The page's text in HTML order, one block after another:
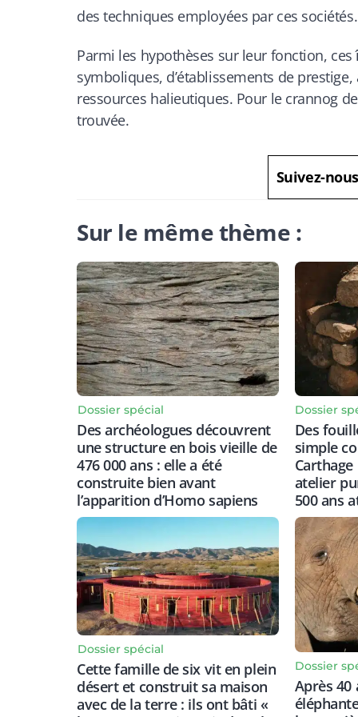
des techniques employées par ces sociétés.
Parmi les hypothèses sur leur fonction,
symboliques, d’établissements de
ressources halieutiques. Pour le crannog
trouvée.
Suivez-
Sur le même thème :
Dossier spécial
Des archéologues découvrent
une structure en bois vieille de
476 000 ans : elle a été
construite bien avant
l’apparition d’Homo sapiens
Dossier
Des
simple
atelier
500 ans
Dossier spécial
Cette famille de six vit en plein
désert et construit sa maison
avec de la terre : ils ont bâti «
Dossier
Après 40